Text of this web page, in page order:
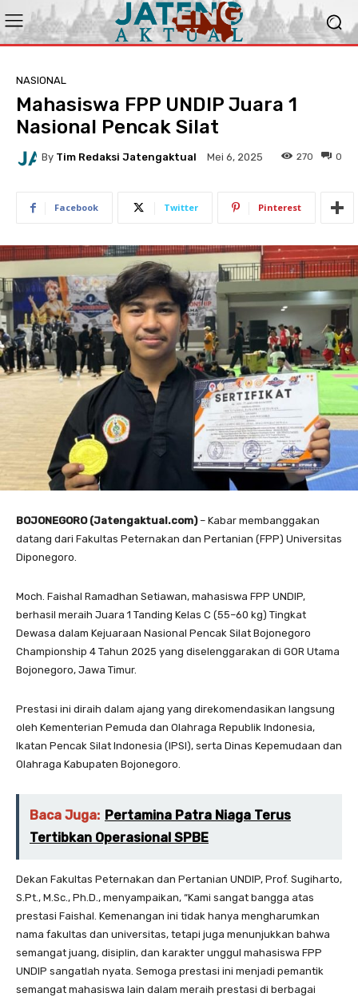
NASIONAL
Mahasiswa FPP UNDIP Juara 1
Nasional Pencak Silat
By Tim Redaksi Jatengaktual Mei 6, 2025 0
270
Facebook Twitter Pinterest
BOJONEGORO (Jatengaktual.com) – Kabar membanggakan
datang dari Fakultas Peternakan dan Pertanian (FPP) Universitas
Diponegoro.
Moch. Faishal Ramadhan Setiawan, mahasiswa FPP UNDIP,
berhasil meraih Juara 1 Tanding Kelas C (55–60 kg) Tingkat
Dewasa dalam Kejuaraan Nasional Pencak Silat Bojonegoro
Championship 4 Tahun 2025 yang diselenggarakan di GOR Utama
Bojonegoro, Jawa Timur.
Prestasi ini diraih dalam ajang yang direkomendasikan langsung
oleh Kementerian Pemuda dan Olahraga Republik Indonesia,
Ikatan Pencak Silat Indonesia (IPSI), serta Dinas Kepemudaan dan
Olahraga Kabupaten Bojonegoro.
Baca Juga: Pertamina Patra Niaga Terus
Tertibkan Operasional SPBE
Dekan Fakultas Peternakan dan Pertanian UNDIP, Prof. Sugiharto,
S.Pt., M.Sc., Ph.D., menyampaikan, “Kami sangat bangga atas
prestasi Faishal. Kemenangan ini tidak hanya mengharumkan
nama fakultas dan universitas, tetapi juga menunjukkan bahwa
semangat juang, disiplin, dan karakter unggul mahasiswa FPP
UNDIP sangatlah nyata. Semoga prestasi ini menjadi pemantik
semangat mahasiswa lain dalam meraih prestasi di berbagai